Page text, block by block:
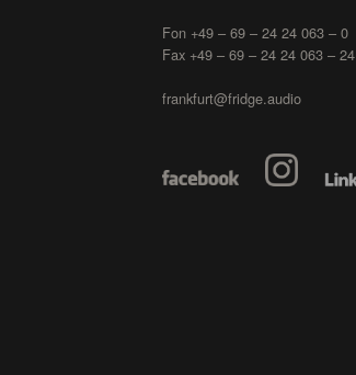
Fon +49 – 69 – 24 24 063 – 0
Fax +49 – 69 – 24 24 063 – 24
frankfurt@fridge.audio